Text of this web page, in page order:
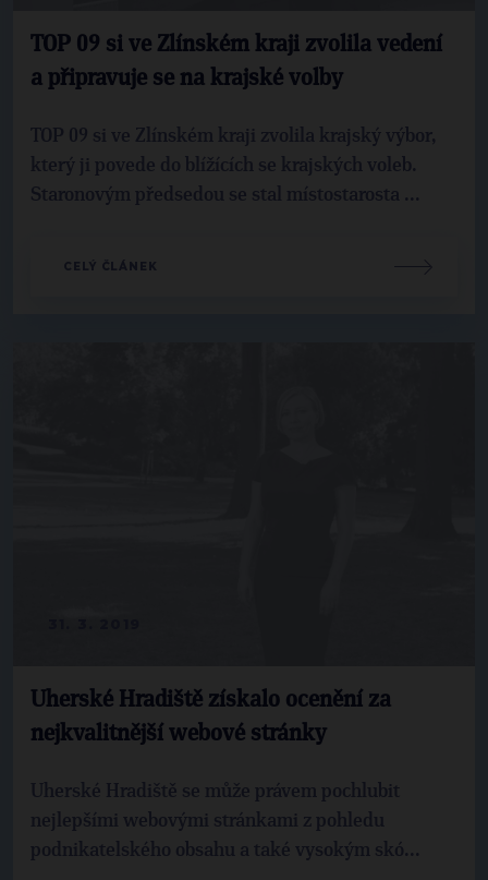
TOP 09 si ve Zlínském kraji zvolila vedení
a připravuje se na krajské volby
TOP 09 si ve Zlínském kraji zvolila krajský výbor,
který ji povede do blížících se krajských voleb.
Staronovým předsedou se stal místostarosta ...
CELÝ ČLÁNEK
Uherské Hradiště získalo ocenění za
nejkvalitnější webové stránky
Uherské Hradiště se může právem pochlubit
nejlepšími webovými stránkami z pohledu
podnikatelského obsahu a také vysokým skó...